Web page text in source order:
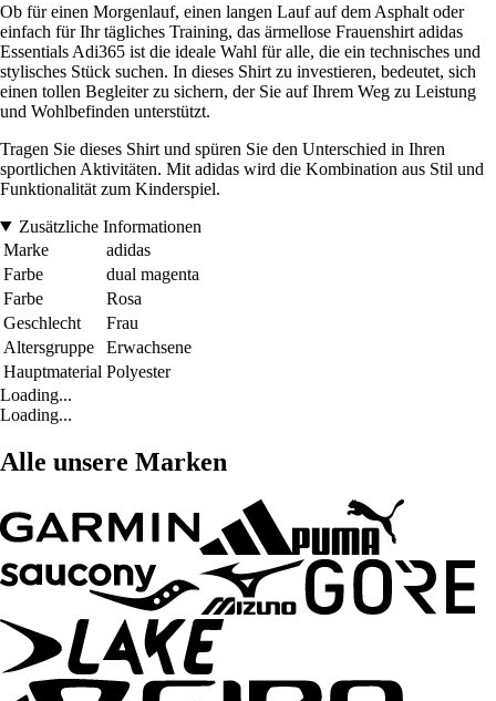
Ob für einen Morgenlauf, einen langen Lauf auf dem Asphalt oder
einfach für Ihr tägliches Training, das ärmellose Frauenshirt adidas
Essentials Adi365 ist die ideale Wahl für alle, die ein technisches und
stylisches Stück suchen. In dieses Shirt zu investieren, bedeutet, sich
einen tollen Begleiter zu sichern, der Sie auf Ihrem Weg zu Leistung
und Wohlbefinden unterstützt.
Tragen Sie dieses Shirt und spüren Sie den Unterschied in Ihren
sportlichen Aktivitäten. Mit adidas wird die Kombination aus Stil und
Funktionalität zum Kinderspiel.
Zusätzliche Informationen
Marke
adidas
Farbe
dual magenta
Farbe
Rosa
Geschlecht
Frau
Altersgruppe
Erwachsene
Hauptmaterial Polyester
Loading...
Loading...
Alle unsere Marken